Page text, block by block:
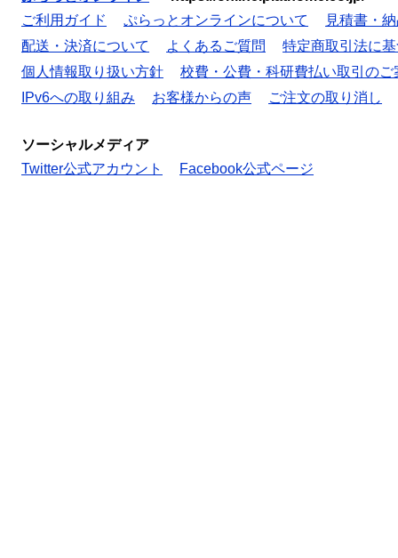
ご利用ガイド
ぷらっとオンラインについて
見積書・
配送・決済について
よくあるご質問
特定商取引法に
個人情報取り扱い方針
校費・公費・科研費払い取引のご
IPv6への取り組み
お客様からの声 ご注文の取り消し
ソーシャルメディア
Twitter公式アカウント
Facebook公式ページ